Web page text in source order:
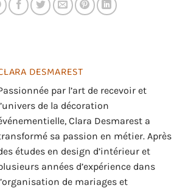
DESMAREST
par l’art de recevoir et
de la décoration
Clara Desmarest a
sa passion en métier. Après
études en design d’intérieur et
années d’expérience dans
de mariages et